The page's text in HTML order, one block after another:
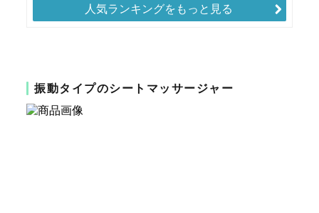
人気ランキングをもっと見る
振動タイプのシートマッサージャー